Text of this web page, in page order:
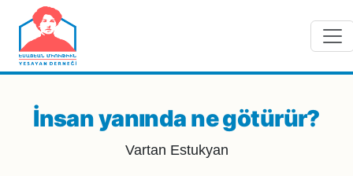
Skip to main content
İnsan yanında ne götürür?
Vartan Estukyan